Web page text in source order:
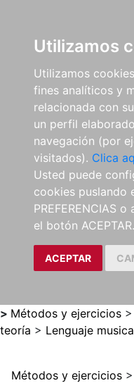
Utilizamos
Utilizamos
fines analíticos y
relacionada con
un perfil
navegación (por
visitados). Clica
Usted puede
cookies puslando
PREFERENCIAS
el botón ACEPTAR.
ACEPTAR
> Métodos y ejercicios >
teoría > Lenguaje
Métodos y ejercicios >